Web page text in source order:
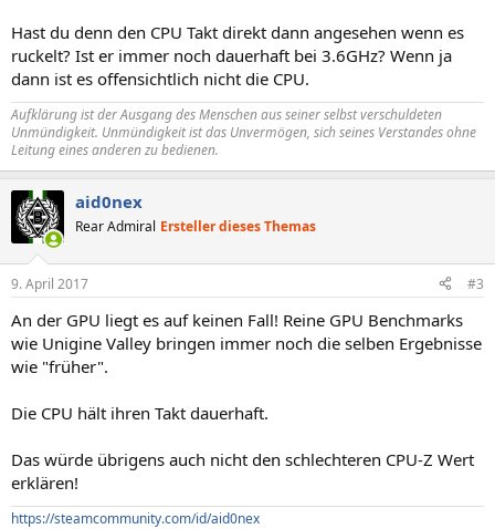
Hast du denn den CPU Takt direkt dann angesehen wenn es
ruckelt? Ist er immer noch dauerhaft bei 3.6GHz? Wenn ja
dann ist es offensichtlich nicht die CPU.
Aufklärung ist der Ausgang des Menschen aus seiner selbst verschuldeten
Unmündigkeit. Unmündigkeit ist das Unvermögen, sich seines Verstandes ohne
Leitung eines anderen zu bedienen.
aid0nex
Rear Admiral Ersteller dieses Themas
9. April 2017 #3
An der GPU liegt es auf keinen Fall! Reine GPU Benchmarks
wie Unigine Valley bringen immer noch die selben Ergebnisse
wie "früher".
Die CPU hält ihren Takt dauerhaft.
Das würde übrigens auch nicht den schlechteren CPU-Z Wert
erklären!
https://steamcommunity.com/id/aid0nex